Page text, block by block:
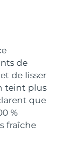
de
de lisser
teint plus
que
%
fraîche
estimée
estimée8/13/26
estimée